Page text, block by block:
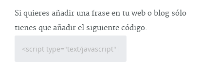
Si quieres añadir una frase en tu web o blog sólo
tienes que añadir el siguiente código: